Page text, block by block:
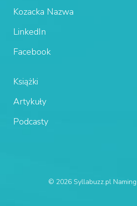
Kozacka Nazwa
LinkedIn
Facebook
Książki
Artykuły
Podcasty
© 2026 Syllabuzz.pl